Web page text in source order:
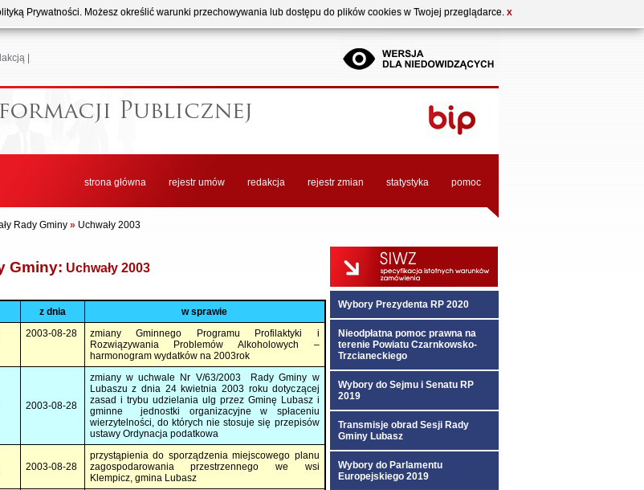
Prywatności. Możesz określić warunki przechowywania lub dostępu do plików cookies w Twojej przeglądarce. X
|
strona główna rejestr umów redakcja rejestr zmian statystyka pomoc
Rady Gminy » Uchwały 2003
Gminy: Uchwały 2003
z dnia
w sprawie
2003-08-28
zmiany Gminnego Programu Profilaktyki i
Rozwiązywania Problemów Alkoholowych –
harmonogram wydatków na 2003rok
2003-08-28
zmiany w uchwale Nr V/63/2003 Rady Gminy w
Lubaszu z dnia 24 kwietnia 2003 roku dotyczącej
zasad i trybu udzielania ulg przez Gminę Lubasz i
gminne jednostki organizacyjne w spłaceniu
wierzytelności, do których nie stosuje się przepisów
ustawy Ordynacja podatkowa
2003-08-28
przystąpienia do sporządzenia miejscowego planu
zagospodarowania przestrzennego we wsi
Klempicz, gmina Lubasz
Wybory Prezydenta RP 2020
Nieodpłatna pomoc prawna na
terenie Powiatu Czarnkowsko-
Trzcianeckiego
Wybory do Sejmu i Senatu RP
2019
Transmisje obrad Sesji Rady
Gminy Lubasz
Wybory do Parlamentu
Europejskiego 2019